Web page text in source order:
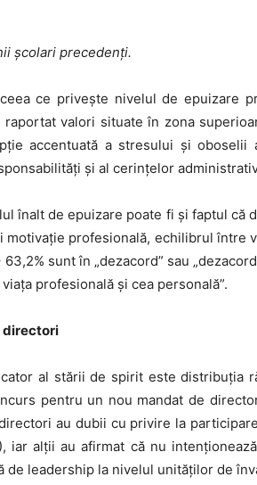
școlari precedenți.
ce privește nivelul de epuizare
raportat valori situate în zona
accentuată a stresului și oboselii
și al cerințelor
înalt de epuizare poate fi și faptul că
motivație profesională, echilibrul între
sunt în „dezacord” sau
profesională și cea personală”.
directori
al stării de spirit este distribuția
pentru un nou mandat de
au dubii cu privire la
iar alții au afirmat că nu
de leadership la nivelul unităților de